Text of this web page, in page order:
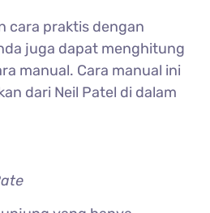
cara praktis dengan
juga dapat menghitung
manual. Cara manual ini
dari Neil Patel di dalam